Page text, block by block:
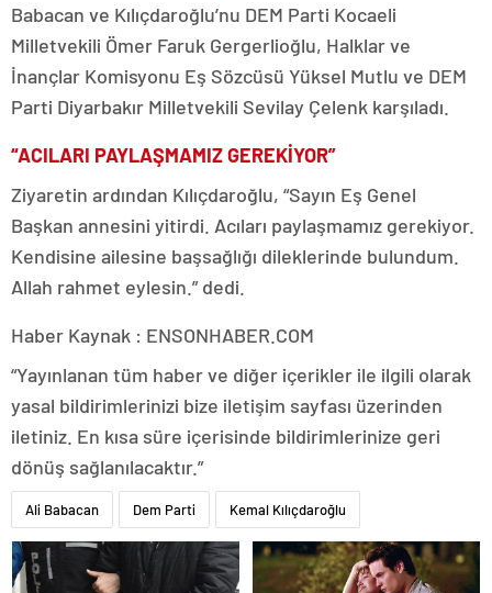
Babacan ve Kılıçdaroğlu’nu DEM Parti Kocaeli
Milletvekili Ömer Faruk Gergerlioğlu, Halklar ve
İnançlar Komisyonu Eş Sözcüsü Yüksel Mutlu ve DEM
Parti Diyarbakır Milletvekili Sevilay Çelenk karşıladı.
“ACILARI PAYLAŞMAMIZ GEREKİYOR”
Ziyaretin ardından Kılıçdaroğlu, “Sayın Eş Genel
Başkan annesini yitirdi. Acıları paylaşmamız gerekiyor.
Kendisine ailesine başsağlığı dileklerinde bulundum.
Allah rahmet eylesin.” dedi.
Haber Kaynak : ENSONHABER.COM
“Yayınlanan tüm haber ve diğer içerikler ile ilgili olarak
yasal bildirimlerinizi bize iletişim sayfası üzerinden
iletiniz. En kısa süre içerisinde bildirimlerinize geri
dönüş sağlanılacaktır.”
Ali Babacan Dem Parti Kemal Kılıçdaroğlu